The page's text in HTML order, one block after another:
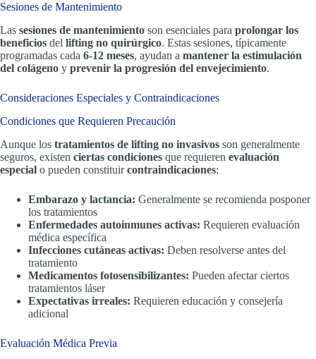
Sesiones de Mantenimiento
Las sesiones de mantenimiento son esenciales para prolongar los
beneficios del lifting no quirúrgico. Estas sesiones, típicamente
programadas cada 6-12 meses, ayudan a mantener la estimulación
del colágeno y prevenir la progresión del envejecimiento.
Consideraciones Especiales y Contraindicaciones
Condiciones que Requieren Precaución
Aunque los tratamientos de lifting no invasivos son generalmente
seguros, existen ciertas condiciones que requieren evaluación
especial o pueden constituircontraindicaciones:
Embarazo y lactancia: Generalmente se recomienda posponer
los tratamientos
Enfermedades autoinmunes activas: Requieren evaluación
médica específica
Infecciones cutáneas activas: Deben resolverse antes del
tratamiento
Medicamentos fotosensibilizantes: Pueden afectar ciertos
tratamientos láser
Expectativas irreales: Requieren educación y consejería
adicional
Evaluación Médica Previa